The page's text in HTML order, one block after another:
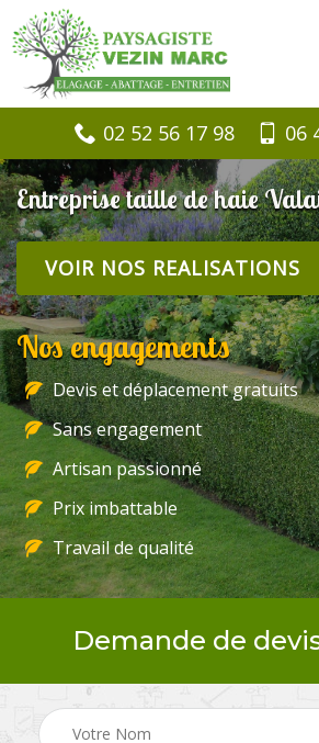
02 52 56 17 98 06
Entreprise taille de haie
VOIR NOS REALISATIONS
Nos engagements
Devis et déplacement gratuits
Sans engagement
Artisan passionné
Prix imbattable
Travail de qualité
Demande de